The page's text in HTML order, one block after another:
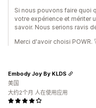
Si nous pouvons faire quoi
votre expérience et mériter
savoir. Nous serions ravis
Merci d'avoir choisi POWR.
Embody Joy By KLDS
美国
大约2个月 人在使用应用